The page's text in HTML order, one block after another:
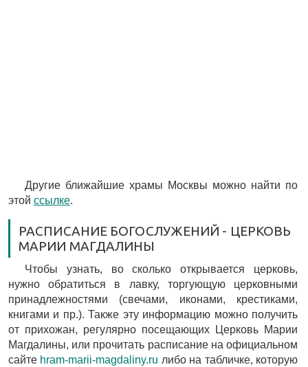
Другие ближайшие храмы Москвы можно найти по
этой ссылке.
РАСПИСАНИЕ БОГОСЛУЖЕНИЙ - ЦЕРКОВЬ
МАРИИ МАГДАЛИНЫ
Чтобы узнать, во сколько открывается церковь,
нужно обратиться в лавку, торгующую церковными
принадлежностями (свечами, иконами, крестиками,
книгами и пр.). Также эту информацию можно получить
от прихожан, регулярно посещающих Церковь Марии
Магдалины, или прочитать расписание на официальном
сайте hram-marii-magdaliny.ru либо на табличке, которую